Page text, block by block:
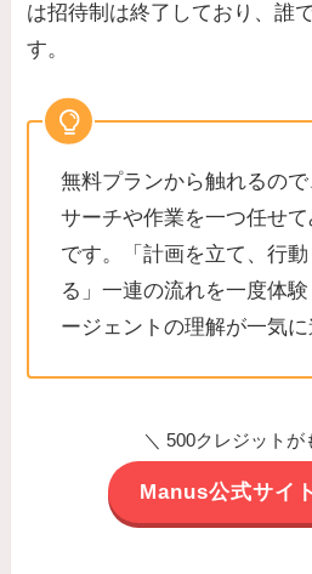
は招待制は終了しており、誰
す。
無料プランから触れるの
サーチや作業を一つ任せ
です。「計画を立て、行
る」一連の流れを一度体
ージェントの理解が一気に
＼ 500クレジットが
Manus公式サイ